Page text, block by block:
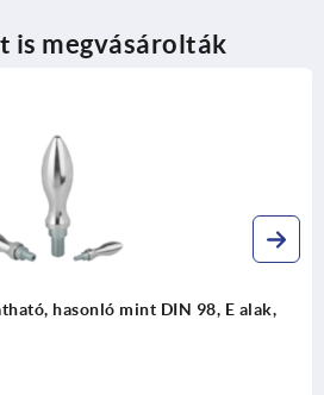
is megvásárolták
Biztonsági hengeres fogantyúk,